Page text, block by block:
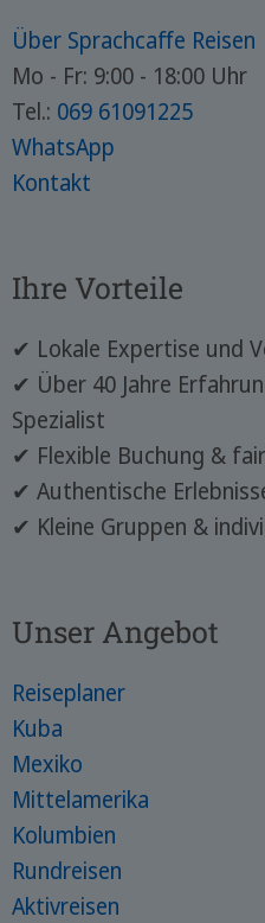
Über Sprachcaffe Reisen
Mo - Fr: 9:00 - 18:00 Uhr
Tel.: 069 61091225
WhatsApp
Kontakt
Ihre Vorteile
✔ Lokale Expertise und
✔ Über 40 Jahre
Spezialist
✔ Flexible Buchung &
✔ Authentische
✔ Kleine Gruppen &
Unser Angebot
Reiseplaner
Kuba
Mexiko
Mittelamerika
Kolumbien
Rundreisen
Aktivreisen